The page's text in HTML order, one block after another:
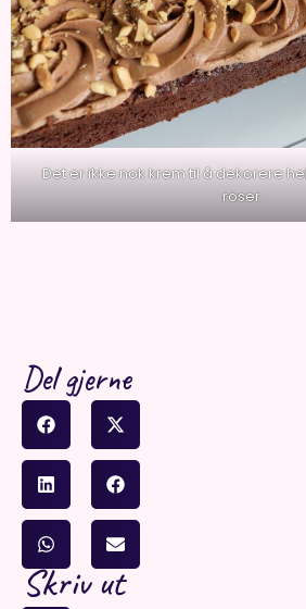
Det er ikke nok krem til å dekorere
roser.
Del gjerne
Skriv ut